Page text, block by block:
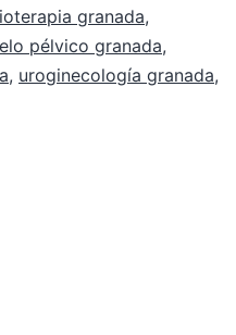
granada,
pélvico granada,
, uroginecología granada,